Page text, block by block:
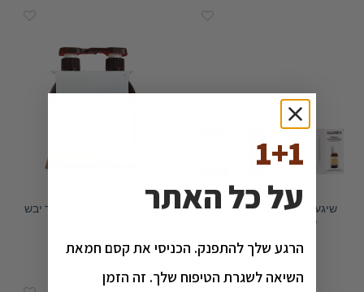
המלאי אזל
שיגעון השיאה- מארז היכרות
לשיער צבוע ומובהר
המקורי
היה:
$47.00.
הנוכחי
הוא:
מארז שמפו ומרכך לשיער יבש
1+1
על כל האתר
הרגע שלך להתפנק. הכניסי את קסם חמאת
השיאה לשגרת הטיפוח שלך. זה הזמן